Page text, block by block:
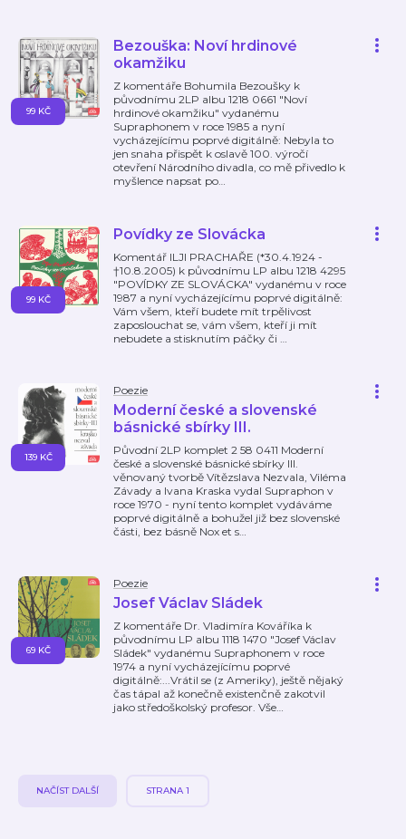
Bezouška: Noví hrdinové
okamžiku
Z komentáře Bohumila Bezoušky k
původnímu 2LP albu 1218 0661 "Noví
hrdinové okamžiku" vydanému
Supraphonem v roce 1985 a nyní
vycházejícímu poprvé digitálně: Nebyla to
jen snaha přispět k oslavě 100. výročí
otevření Národního divadla, co mě přivedlo k
myšlence napsat po…
99 KČ
Povídky ze Slovácka
Komentář ILJI PRACHAŘE (*30.4.1924 -
†10.8.2005) k původnímu LP albu 1218 4295
"POVÍDKY ZE SLOVÁCKA" vydanému v roce
1987 a nyní vycházejícímu poprvé digitálně:
Vám všem, kteří budete mít trpělivost
zaposlouchat se, vám všem, kteří ji mít
nebudete a stisknutím páčky či …
99 KČ
Poezie
Moderní české a slovenské
básnické sbírky III.
Původní 2LP komplet 2 58 0411 Moderní
české a slovenské básnické sbírky III.
věnovaný tvorbě Vítězslava Nezvala, Viléma
Závady a Ivana Kraska vydal Supraphon v
roce 1970 - nyní tento komplet vydáváme
poprvé digitálně a bohužel již bez slovenské
části, bez básně Nox et s…
139 KČ
Poezie
Josef Václav Sládek
Z komentáře Dr. Vladimíra Kováříka k
původnímu LP albu 1118 1470 "Josef Václav
Sládek" vydanému Supraphonem v roce
1974 a nyní vycházejícímu poprvé
digitálně:...Vrátil se (z Ameriky), ještě nějaký
čas tápal až konečně existenčně zakotvil
jako středoškolský profesor. Vše…
69 KČ
NAČÍST DALŠÍ STRANA 1